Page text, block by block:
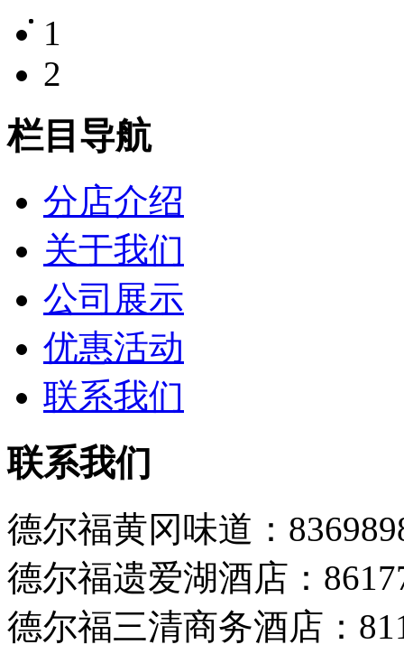
1
2
栏目导航
分店介绍
关于我们
公司展示
优惠活动
联系我们
联系我们
德尔福黄冈味道：
德尔福遗爱湖酒店：
德尔福三清商务酒店：